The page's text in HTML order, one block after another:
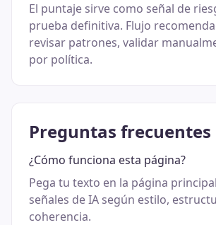
El puntaje sirve como señal de
prueba definitiva. Flujo
revisar patrones, validar
por política.
Preguntas frecuentes
¿Cómo funciona esta página?
Pega tu texto en la página
señales de IA según estilo,
coherencia.